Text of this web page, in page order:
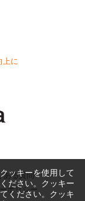
上に
ある質問
ポリシー
ッキーを使用して
ださい。クッキー
ください。クッキ